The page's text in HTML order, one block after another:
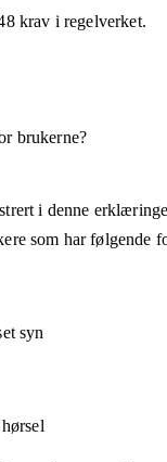
krav i regelverket.
brukerne?
i denne
som har følgende
syn